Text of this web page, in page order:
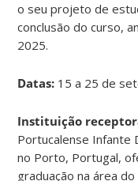
o seu projeto de
conclusão do curso,
2025.
Datas: 15 a 25 de
Instituição
Portucalense Infante
no Porto, Portugal,
graduação na área